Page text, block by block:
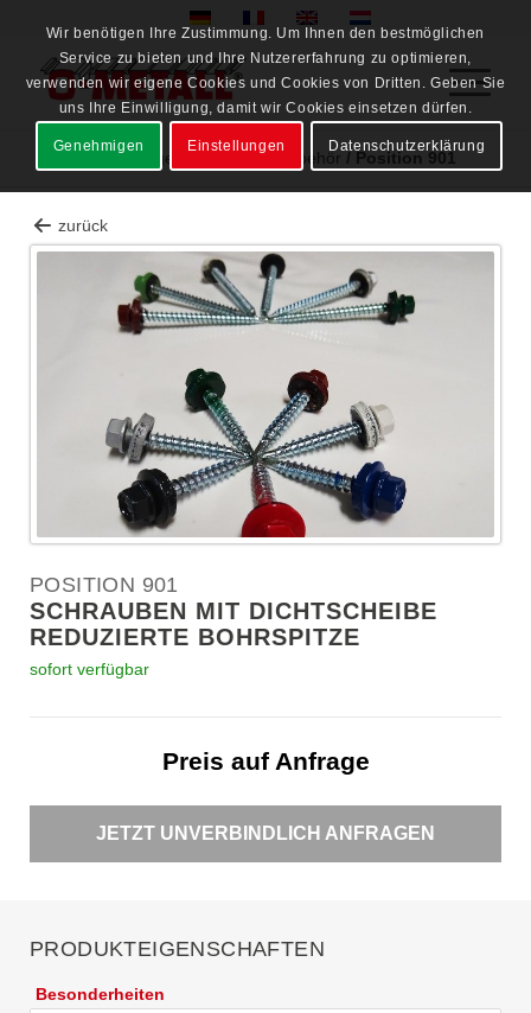
Lagerware Lager Heidweiler Zubehör / Position 901
zurück
POSITION 901
SCHRAUBEN MIT DICHTSCHEIBE
REDUZIERTE BOHRSPITZE
sofort verfügbar
Preis auf Anfrage
JETZT UNVERBINDLICH ANFRAGEN
PRODUKTEIGENSCHAFTEN
Besonderheiten
Wir benötigen Ihre Zustimmung. Um Ihnen den bestmöglichen
Service zu bieten und Ihre Nutzererfahrung zu optimieren,
verwenden wir eigene Cookies und Cookies von Dritten. Geben Sie
uns Ihre Einwilligung, damit wir Cookies einsetzen dürfen.
Genehmigen Einstellungen Datenschutzerklärung